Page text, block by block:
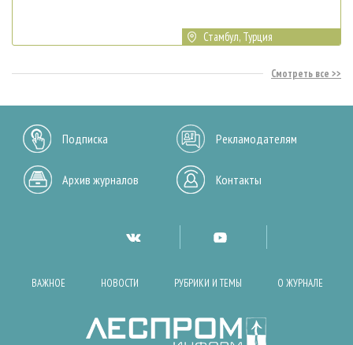
Стамбул, Турция
Смотреть все
Подписка Рекламодателям
Архив журналов Контакты
ВАЖНОЕ НОВОСТИ РУБРИКИ И ТЕМЫ О ЖУРНАЛЕ